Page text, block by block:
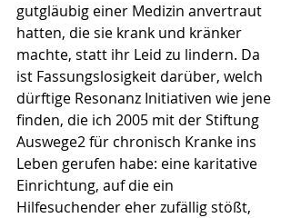
gutgläubig einer Medizin anvertraut
hatten, die sie krank und kränker
machte, statt ihr Leid zu lindern. Da
ist Fassungslosigkeit darüber, welch
dürftige Resonanz Initiativen wie jene
finden, die ich 2005 mit der Stiftung
Auswege2 für chronisch Kranke ins
Leben gerufen habe: eine karitative
Einrichtung, auf die ein
Hilfesuchender eher zufällig stößt,